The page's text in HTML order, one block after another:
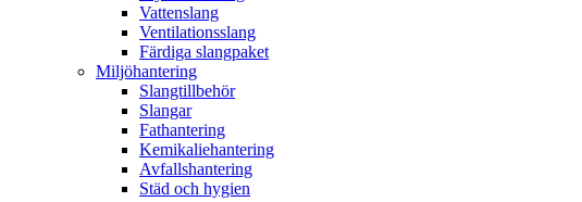
Vattenslang
Ventilationsslang
Färdiga slangpaket
Miljöhantering
Slangtillbehör
Slangar
Fathantering
Kemikaliehantering
Avfallshantering
Städ och hygien